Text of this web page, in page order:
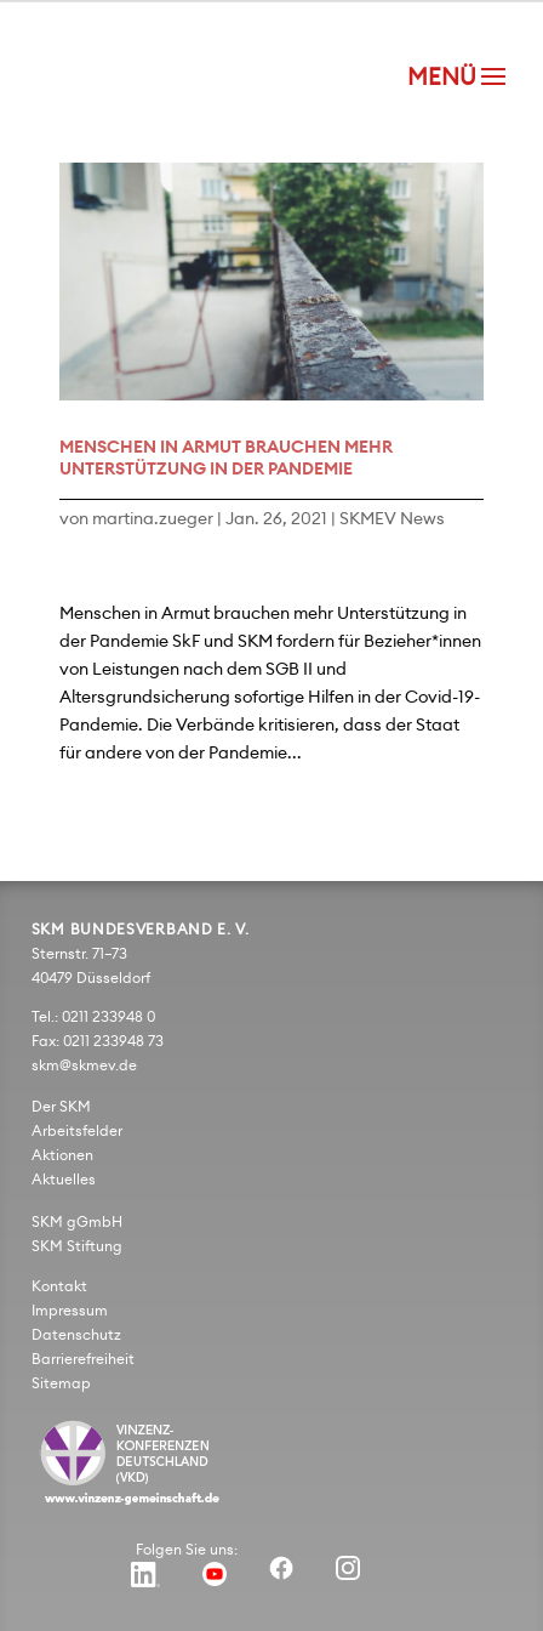
MENSCHEN IN ARMUT BRAUCHEN MEHR
UNTERSTÜTZUNG IN DER PANDEMIE
von martina.zueger |Jan. 26, 2021 |SKMEV News
Menschen in Armut brauchen mehr Unterstützung in
der Pandemie SkF und SKM fordern für Bezieher*innen
von Leistungen nach dem SGB II und
Altersgrundsicherung sofortige Hilfen in der Covid-19-
Pandemie. Die Verbände kritisieren, dass der Staat
für andere von der Pandemie...
SKM BUNDESVERBAND E. V.
Sternstr. 71–73
40479 Düsseldorf
Tel.: 0211 233948 0
Fax: 0211 233948 73
skm@skmev.de
Der SKM
Arbeitsfelder
Aktionen
Aktuelles
SKM gGmbH
SKM Stiftung
Kontakt
Impressum
Datenschutz
Barrierefreiheit
Sitemap
Folgen Sie uns: